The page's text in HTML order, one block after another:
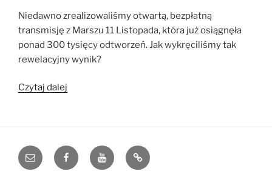
Niedawno zrealizowaliśmy otwartą, bezpłatną
transmisję z Marszu 11 Listopada, która już osiągnęła
ponad 300 tysięcy odtworzeń. Jak wykręciliśmy tak
rewelacyjny wynik?
Czytaj dalej
transmisji!”
e-
mail
FacebookYouTubeBlog